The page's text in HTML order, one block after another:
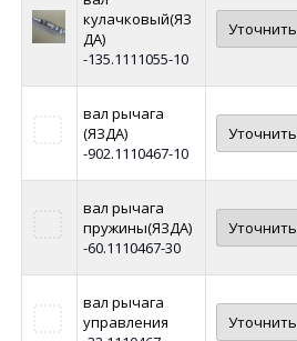
кулачковый(ЯЗ
ДА)
-135.1111055-10
Уточнить
вал рычага
(ЯЗДА)
-902.1110467-10
Уточнить
вал рычага
пружины(ЯЗДА)
-60.1110467-30
Уточнить
вал рычага
управления
Уточнить